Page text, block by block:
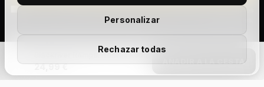
Rechazar todas
Personalizar
Blackriver Ramps: Ironrail Round Gold
24,99 €
AÑADIR A LA CESTA
y recibir comunicaciones